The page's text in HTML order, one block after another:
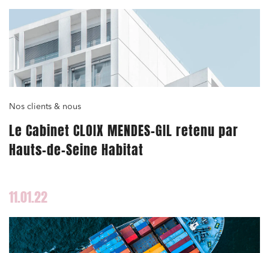
Nos clients & nous
Le Cabinet CLOIX MENDES-GIL retenu par
Hauts-de-Seine Habitat
11.01.22